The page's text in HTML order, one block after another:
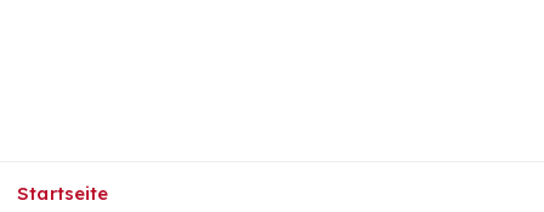
Startseite